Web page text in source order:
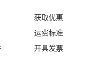
获取优惠
运费标准
开具发票